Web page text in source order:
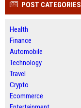
POST CATEGORIES
Health
Finance
Automobile
Technology
Travel
Crypto
Ecommerce